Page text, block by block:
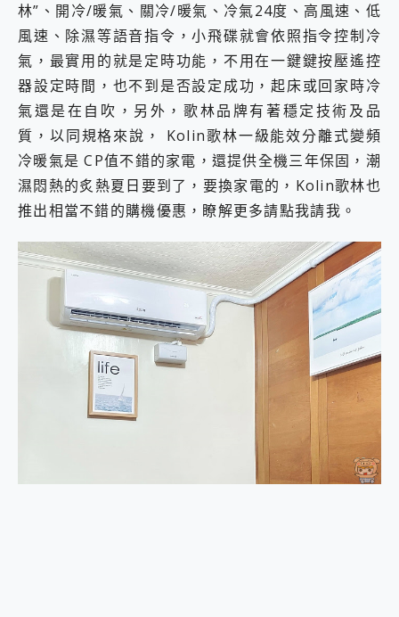
林”、開冷/暖氣、關冷/暖氣、冷氣24度、高風速、低
風速、除濕等語音指令，小飛碟就會依照指令控制冷
氣，最實用的就是定時功能，不用在一鍵鍵按壓遙控
器設定時間，也不到是否設定成功，起床或回家時冷
氣還是在自吹，另外，歌林品牌有著穩定技術及品
質，以同規格來說， Kolin歌林一級能效分離式變頻
冷暖氣是 CP值不錯的家電，還提供全機三年保固，潮
濕悶熱的炙熱夏日要到了，要換家電的，Kolin歌林也
推出相當不錯的購機優惠，瞭解更多請點我請我。